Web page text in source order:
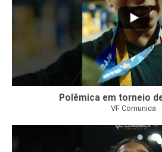
Polêmica em torneio
VF Comunica